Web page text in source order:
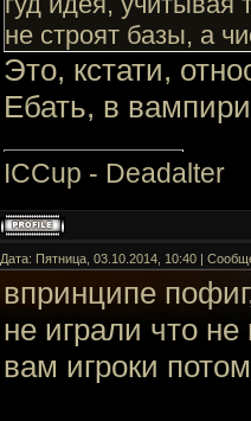
не строят базы, а
Это, кстати,
Ебать, в
ICCup - Deadalter
Дата: Пятница, 03.10.2014, 10:40 |
впринципе
не играли что
вам игроки